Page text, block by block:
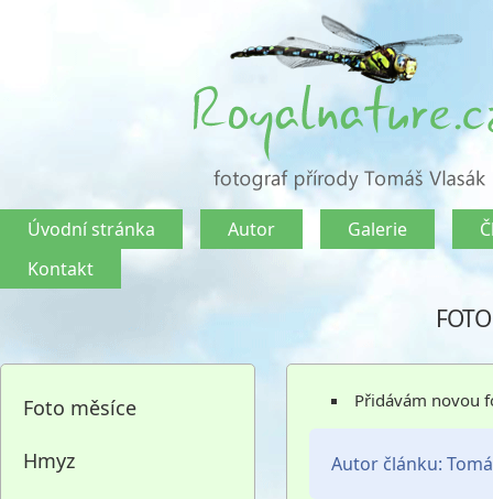
Úvodní stránka Autor Galerie
Kontakt
Foto měsíce
Hmyz
Přidávám novou
Autor článku: